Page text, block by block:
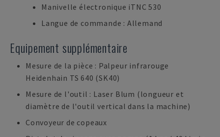
Manivelle électronique iTNC 530
Langue de commande : Allemand
Equipement supplémentaire
Mesure de la pièce : Palpeur infrarouge
Heidenhain TS 640 (SK40)
Mesure de l'outil : Laser Blum (longueur et
diamètre de l'outil vertical dans la machine)
Convoyeur de copeaux